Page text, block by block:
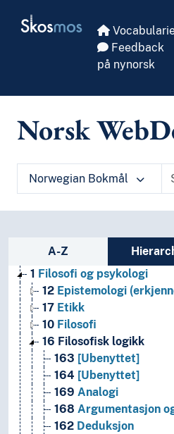
Skosmos
Feedback
på nynorsk
Norsk
Norwegian Bokmål
Sidebar listing: list
A-Z
1 Filosofi og psykologi
12 Epistemologi
17 Etikk
10 Filosofi
16 Filosofisk logikk
163 [Ubenyttet]
164 [Ubenyttet]
169 Analogi
168 Argumentasjon
162 Deduksjon